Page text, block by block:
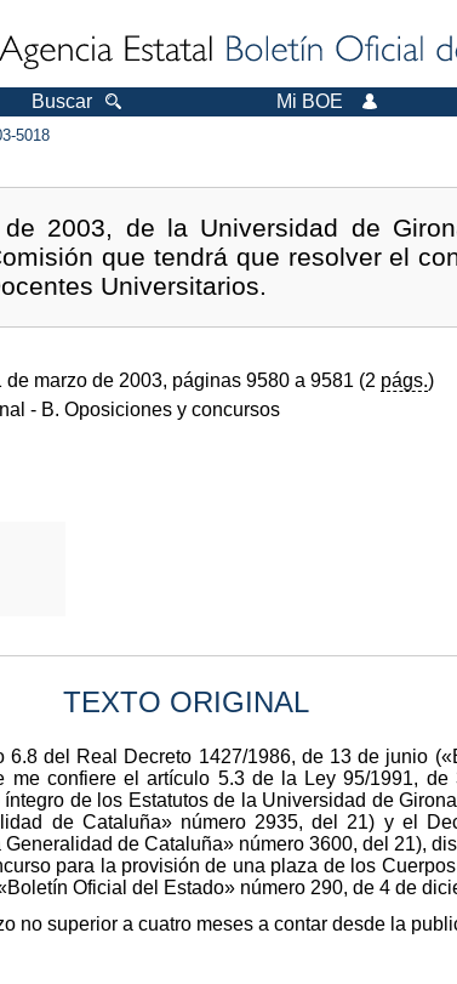
Buscar Mi BOE
5018
2003, de la Universidad de
que tendrá que resolver el
Universitarios.
de marzo de 2003, páginas 9580 a 9581 (2 págs.)
- B. Oposiciones y concursos
TEXTO ORIGINAL
del Real Decreto 1427/1986, de 13 de junio
confiere el artículo 5.3 de la Ley 95/1991,
de los Estatutos de la Universidad de
de Cataluña» número 2935, del 21) y el
de Cataluña» número 3600, del 21),
para la provisión de una plaza de los
Oficial del Estado» número 290, de 4 de
no superior a cuatro meses a contar desde la